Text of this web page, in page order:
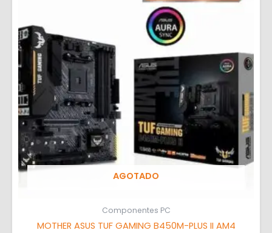
AGOTADO
Componentes PC
MOTHER ASUS TUF GAMING B450M-PLUS II AM4